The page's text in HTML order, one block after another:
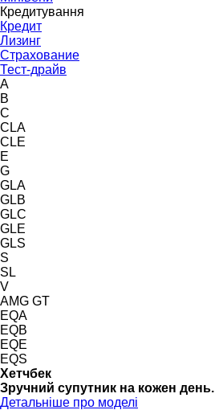
Кредитування
Кредит
Лизинг
Страхование
Тест-драйв
A
B
C
CLA
CLE
E
G
GLA
GLB
GLC
GLE
GLS
S
SL
V
AMG GT
EQA
EQB
EQE
EQS
Хетчбек
Зручний супутник на кожен день.
Детальніше про моделі